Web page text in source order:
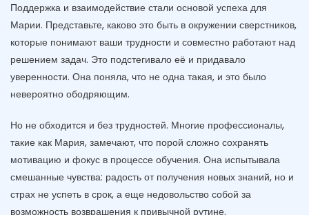
Поддержка и взаимодействие стали основой успеха для
Марии. Представьте, каково это быть в окружении сверстников,
которые понимают ваши трудности и совместно работают над
решением задач. Это подстегивало её и придавало
уверенности. Она поняла, что не одна такая, и это было
невероятно ободряющим.
Но не обходится и без трудностей. Многие профессионалы,
такие как Мария, замечают, что порой сложно сохранять
мотивацию и фокус в процессе обучения. Она испытывала
смешанные чувства: радость от получения новых знаний, но и
страх не успеть в срок, а еще недовольство собой за
возможность возврашения к привычной рутине.